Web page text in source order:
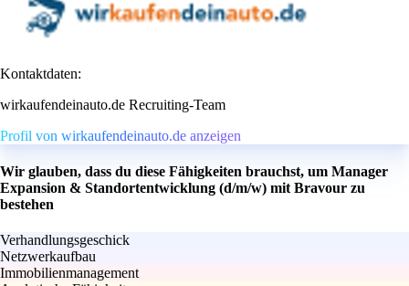
Kontaktdaten:
wirkaufendeinauto.de Recruiting-Team
Profil von wirkaufendeinauto.de anzeigen
Wir glauben, dass du diese Fähigkeiten brauchst, um Manager
Expansion & Standortentwicklung (d/m/w) mit Bravour zu
bestehen
Verhandlungsgeschick
Netzwerkaufbau
Immobilienmanagement